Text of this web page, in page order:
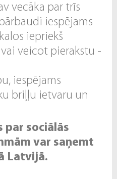
vecāka par trīs
iespējams
iepriekš
veicot pierakstu -
iespējams
briļļu ietvaru un
par sociālās
var saņemt
Latvijā.